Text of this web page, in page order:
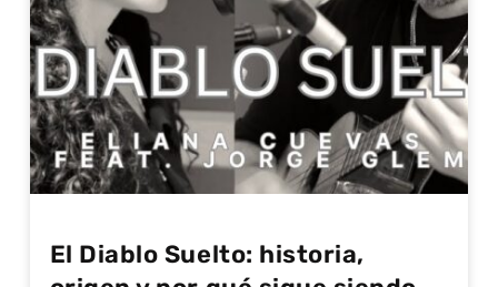
El Diablo Suelto: historia,